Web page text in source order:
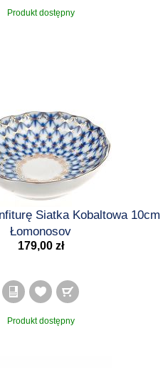
Produkt dostępny
Siatka Kobaltowa 10cm
Łomonosov
179,00 zł
Produkt dostępny